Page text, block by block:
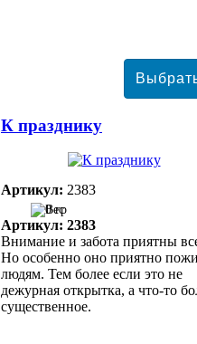
К празднику
Артикул: 2383
0 гр
Артикул: 2383
Внимание и забота приятны
Но особенно оно приятно
людям. Тем более если это не
дежурная открытка, а что-то
существенное.